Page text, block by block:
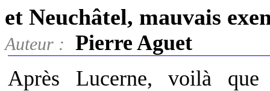
et Neuchâtel, mauvais
Auteur :
Pierre Aguet
Après Lucerne, voilà